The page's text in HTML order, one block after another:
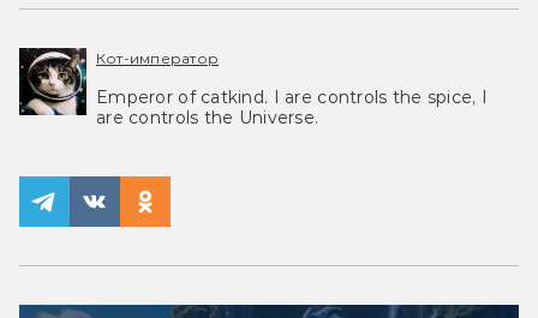
Кот-император
Emperor of catkind. I are controls the spice, I
are controls the Universe.